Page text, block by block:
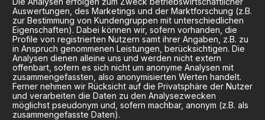
Auswertungen, des Marketings und der Marktforschung (z.B.
zur Bestimmung von Kundengruppen mit unterschiedlichen
Eigenschaften). Dabei können wir, sofern vorhanden, die
Profile von registrierten Nutzern samt ihrer Angaben, z.B. zu
in Anspruch genommenen Leistungen, berücksichtigen. Die
Analysen dienen alleine uns und werden nicht extern
offenbart, sofern es sich nicht um anonyme Analysen mit
zusammengefassten, also anonymisierten Werten handelt.
Ferner nehmen wir Rücksicht auf die Privatsphäre der Nutzer
und verarbeiten die Daten zu den Analysezwecken
möglichst pseudonym und, sofern machbar, anonym (z.B. als
zusammengefasste Daten).